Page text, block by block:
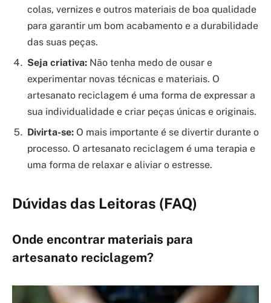
colas, vernizes e outros materiais de boa qualidade
para garantir um bom acabamento e a durabilidade
das suas peças.
Seja criativa: Não tenha medo de ousar e
experimentar novas técnicas e materiais. O
artesanato reciclagem é uma forma de expressar a
sua individualidade e criar peças únicas e originais.
Divirta-se: O mais importante é se divertir durante o
processo. O artesanato reciclagem é uma terapia e
uma forma de relaxar e aliviar o estresse.
Dúvidas das Leitoras (FAQ)
Onde encontrar materiais para
artesanato reciclagem?